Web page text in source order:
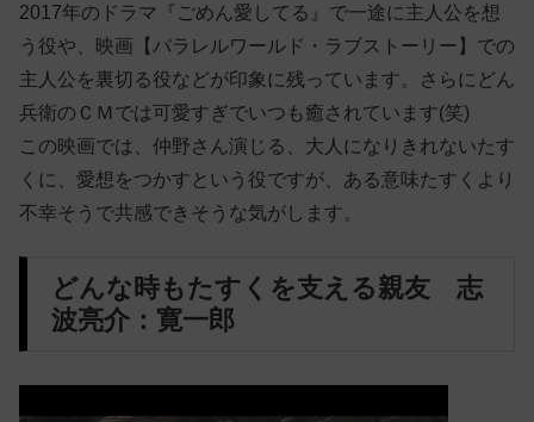
2017年のドラマ『ごめん愛してる』で一途に主人公を想
う役や、映画【パラレルワールド・ラブストーリー】での
主人公を裏切る役などが印象に残っています。さらにどん
兵衛のＣＭでは可愛すぎでいつも癒されています(笑)
この映画では、仲野さん演じる、大人になりきれないたす
くに、愛想をつかすという役ですが、ある意味たすくより
不幸そうで共感できそうな気がします。
どんな時もたすくを支える親友 志
波亮介：寛一郎